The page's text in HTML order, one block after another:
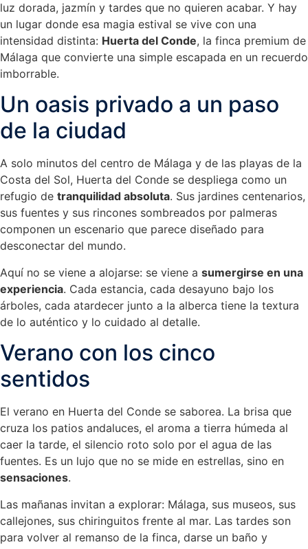
luz dorada, jazmín y tardes que no quieren acabar. Y hay
un lugar donde esa magia estival se vive con una
intensidad distinta: Huerta del Conde, la finca premium de
Málaga que convierte una simple escapada en un recuerdo
imborrable.
Un oasis privado a un paso
de la ciudad
A solo minutos del centro de Málaga y de las playas de la
Costa del Sol, Huerta del Conde se despliega como un
refugio de tranquilidad absoluta. Sus jardines centenarios,
sus fuentes y sus rincones sombreados por palmeras
componen un escenario que parece diseñado para
desconectar del mundo.
Aquí no se viene a alojarse: se viene a sumergirse en una
experiencia. Cada estancia, cada desayuno bajo los
árboles, cada atardecer junto a la alberca tiene la textura
de lo auténtico y lo cuidado al detalle.
Verano con los cinco
sentidos
El verano en Huerta del Conde se saborea. La brisa que
cruza los patios andaluces, el aroma a tierra húmeda al
caer la tarde, el silencio roto solo por el agua de las
fuentes. Es un lujo que no se mide en estrellas, sino en
sensaciones.
Las mañanas invitan a explorar: Málaga, sus museos, sus
callejones, sus chiringuitos frente al mar. Las tardes son
para volver al remanso de la finca, darse un baño y